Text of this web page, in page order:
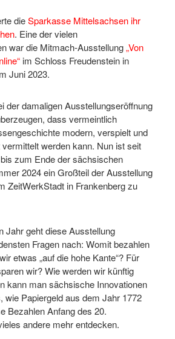
dieSparkasse Mittelsachsen ihr
. Eine der vielen
war die Mitmach-Ausstellung„Von
im Schloss Freudenstein in
Juni 2023.
der damaligen Ausstellungseröffnung
dass vermeintlich
modern, verspielt und
werden kann. Nun ist seit
zum Ende der sächsischen
2024 ein Großteil der Ausstellung
ZeitWerkStadt in Frankenberg zu
Jahr geht diese Ausstellung
Fragen nach: Womit bezahlen
etwas „auf die hohe Kante“? Für
wir? Wie werden wir künftig
kann man sächsische Innovationen
wie Papiergeld aus dem Jahr 1772
Bezahlen Anfang des 20.
andere mehr entdecken.